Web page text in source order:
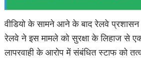
वीडियो के सामने आने के बाद रेलवे
रेलवे ने इस मामले को सुरक्षा के लिहाज से
लापरवाही के आरोप में संबंधित स्टाफ को